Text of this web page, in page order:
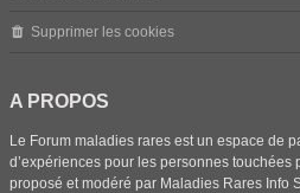
Supprimer les cookies
A PROPOS
Le Forum maladies rares est un espace de
d’expériences pour les personnes touchées
proposé et modéré par Maladies Rares Info